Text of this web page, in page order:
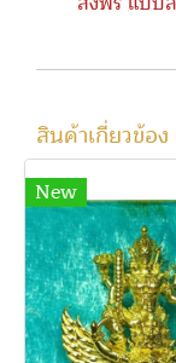
สินค้าเกี่ยวข้อง
New